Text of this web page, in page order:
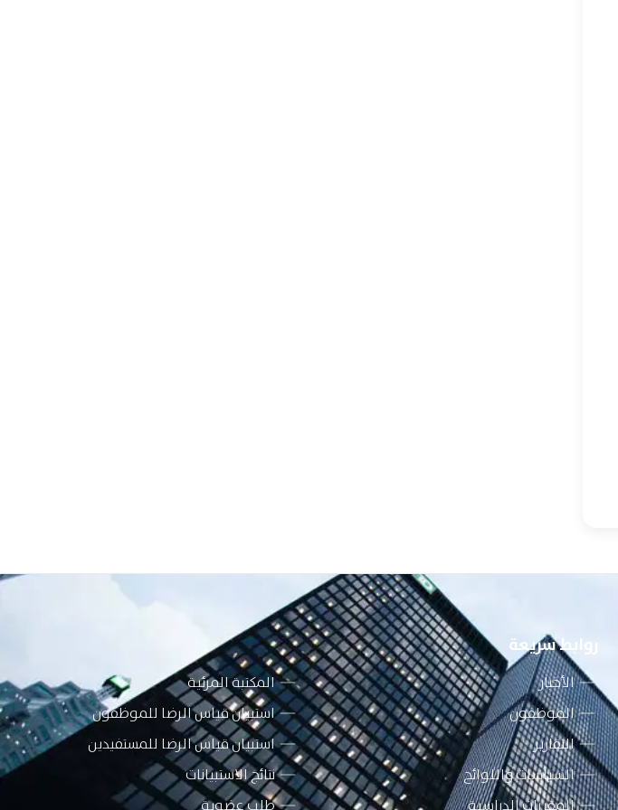
روابط سريعة
الأخبار
الموظفون
التقارير
السياسات واللوائح
المقررات الدراسية
المكتبة المرئية
استبيان قياس الرضا للموظفون
استبيان قياس الرضا للمستفيدين
نتائج الاستبيانات
طلب عضوية